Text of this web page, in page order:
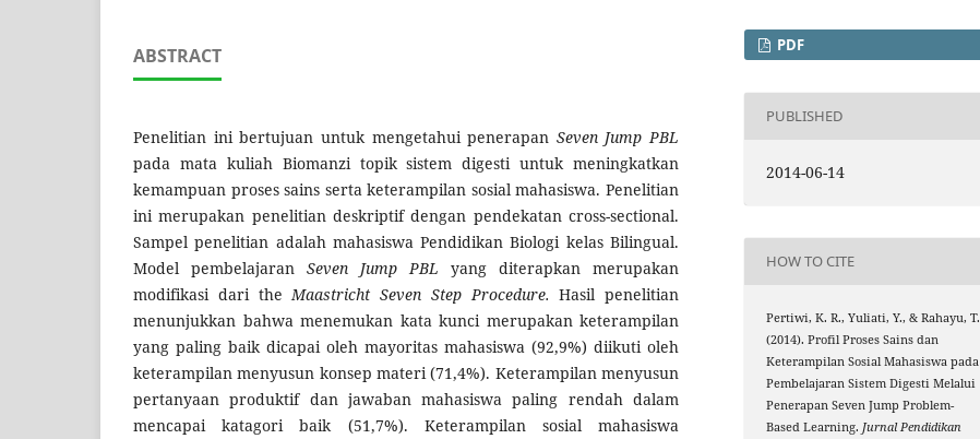
ABSTRACT
Penelitian ini bertujuan untuk mengetahui penerapan Seven Jump PBL
pada mata kuliah Biomanzi topik sistem digesti untuk meningkatkan
kemampuan proses sains serta keterampilan sosial mahasiswa. Penelitian
ini merupakan penelitian deskriptif dengan pendekatan cross-sectional.
Sampel penelitian adalah mahasiswa Pendidikan Biologi kelas Bilingual.
Model pembelajaran Seven Jump PBL yang diterapkan merupakan
modifikasi dari theMaastricht Seven Step Procedure. Hasil penelitian
menunjukkan bahwa menemukan kata kunci merupakan keterampilan
yang paling baik dicapai oleh mayoritas mahasiswa (92,9%) diikuti oleh
keterampilan menyusun konsep materi (71,4%). Keterampilan menyusun
pertanyaan produktif dan jawaban mahasiswa paling rendah dalam
mencapai katagori baik (51,7%). Keterampilan sosial mahasiswa
PDF
PUBLISHED
2014-06-14
HOW TO CITE
Pertiwi, K. R., Yuliati, Y., & Rahayu, T.
(2014). Profil Proses Sains dan
Keterampilan Sosial Mahasiswa pada
Pembelajaran Sistem Digesti Melalui
Penerapan Seven Jump Problem-
Based Learning.Jurnal Pendidikan